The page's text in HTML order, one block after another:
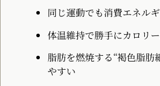
同じ運動でも消費エネル
体温維持で勝手にカロリ
脂肪を燃焼する“褐色脂肪
やすい